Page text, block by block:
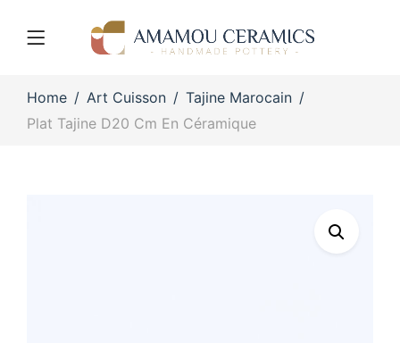
Home Art Cuisson
Tajine Marocain
Plat Tajine D20 Cm En Céramique